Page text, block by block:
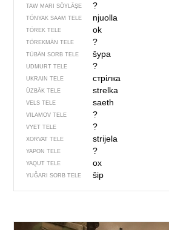
TAW MARI SÖYLÄŞE ?
TÖNYAK SAAM TELE njuolla
TÖREK TELE ok
TÖREKMÄN TELE ?
TÜBÄN SORB TELE šypa
UDMURT TELE ?
UKRAIN TELE стрілка
ÜZBÄK TELE strelka
VELS TELE saeth
VILAMOV TELE ?
VYET TELE ?
XORVAT TELE strijela
YAPON TELE ?
YAQUT TELE ох
YUĞARI SORB TELE šip